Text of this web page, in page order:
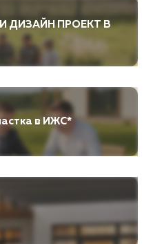
ДИЗАЙН ПРОЕКТ В
в ИЖС*